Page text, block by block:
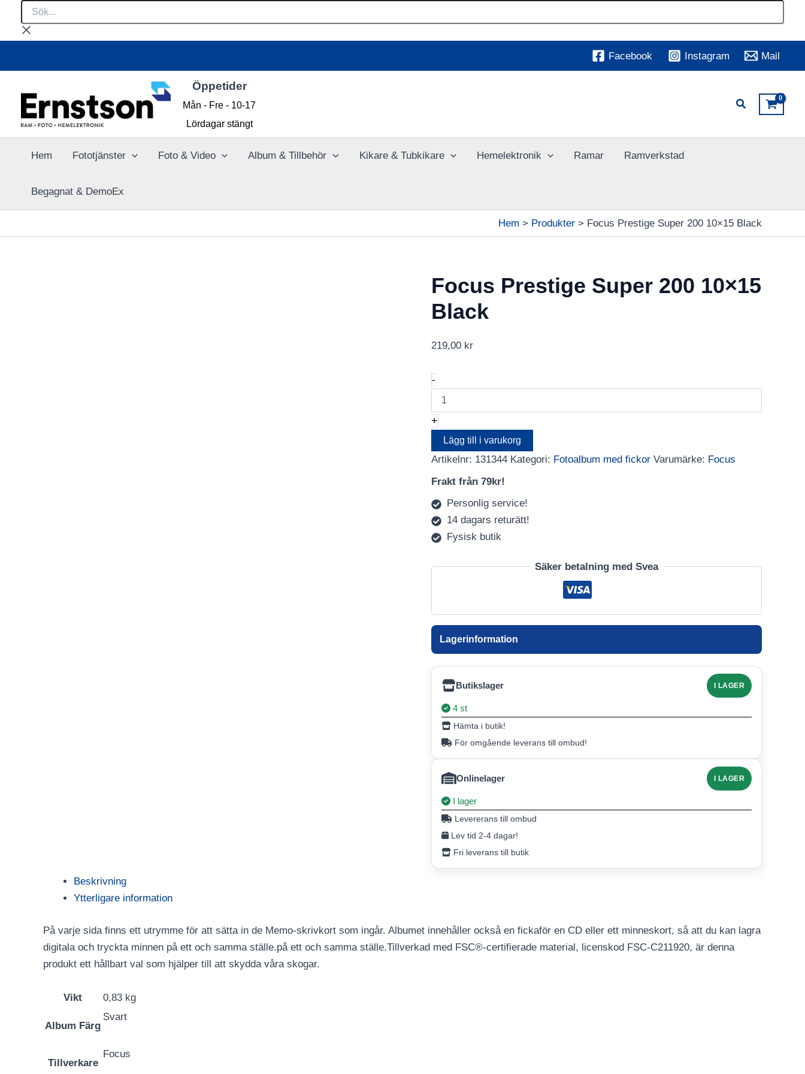
innehåll
Sök...
Facebook Instagram Mail
Öppetider
Mån - Fre - 10-17
Lördagar stängt
Hem Fototjänster Foto & Video Album & Tillbehör Kikare & Tubkikare Hemelektronik Ramar Ramverkstad
Begagnat & DemoEx
Hem Produkter Focus Prestige Super 200 10×15 Black
Focus Prestige Super 200 10×15
Black
219,00 kr
-Focus
Prestige
Super
200
10x15
Black
mängd
+
Lägg till i varukorg
Artikelnr: 131344 Kategori: Fotoalbum med fickor Varumärke: Focus
Frakt från 79kr!
Personlig service!
14 dagars returätt!
Fysisk butik
Säker betalning med Svea
Lagerinformation
Butikslager I LAGER
4 st
Hämta i butik!
För omgående leverans till ombud!
Onlinelager I LAGER
I lager
Levererans till ombud
Lev tid 2-4 dagar!
Fri leverans till butik
Beskrivning
Ytterligare information
På varje sida finns ett utrymme för att sätta in de Memo-skrivkort som ingår. Albumet innehåller också en fickaför en CD eller ett minneskort, så att du kan lagra
digitala och tryckta minnen på ett och samma ställe.på ett och samma ställe.Tillverkad med FSC®-certifierade material, licenskod FSC-C211920, är denna
produkt ett hållbart val som hjälper till att skydda våra skogar.
Vikt 0,83 kg
Album Färg
Svart
Tillverkare
Focus